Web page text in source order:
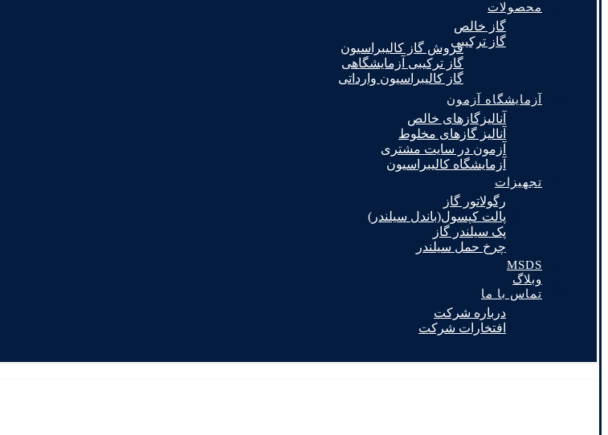
محصولات
گاز خالص
گاز ترکیبیفروش گاز کالیبراسیون
گاز ترکیبی آزمایشگاهی
گاز کالیبراسیون وارداتی
آزمایشگاه آزمون
آنالیزگازهای خالص
آنالیز گازهای مخلوط
آزمون در سایت مشتری
آزمایشگاه کالیبراسیون
تجهیزات
رگولاتور گاز
پالت کپسول(باندل سیلندر)
پک سیلندر گاز
چرخ حمل سیلندر
MSDS
وبلاگ
تماس با ما
درباره شرکت
افتخارات شرکت